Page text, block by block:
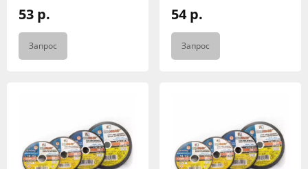
53 р.
Запрос
54 р.
Запрос